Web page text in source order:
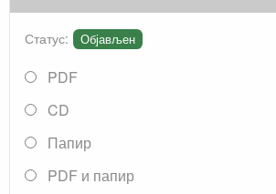
Статус: Објављен
PDF
CD
Папир
PDF и папир